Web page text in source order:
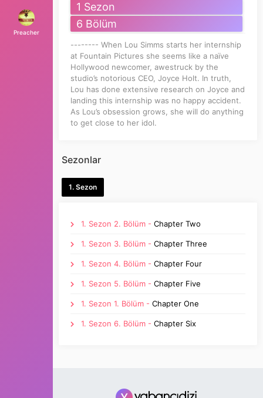
Preacher
1 Sezon
6 Bölüm
-------- When Lou Simms starts her internship
at Fountain Pictures she seems like a naïve
Hollywood newcomer, awestruck by the
studio’s notorious CEO, Joyce Holt. In truth,
Lou has done extensive research on Joyce and
landing this internship was no happy accident.
As Lou’s obsession grows, she will do anything
to get close to her idol.
Sezonlar
1. Sezon
1. Sezon 2. Bölüm - Chapter Two
1. Sezon 3. Bölüm - Chapter Three
1. Sezon 4. Bölüm - Chapter Four
1. Sezon 5. Bölüm - Chapter Five
1. Sezon 1. Bölüm - Chapter One
1. Sezon 6. Bölüm - Chapter Six